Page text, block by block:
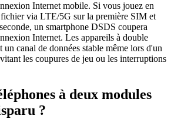
Internet mobile. Si vous jouez en
via LTE/5G sur la première SIM et
un smartphone DSDS coupera
Internet. Les appareils à double
un canal de données stable même lors d'un
les coupures de jeu ou les interruptions
à deux modules
?